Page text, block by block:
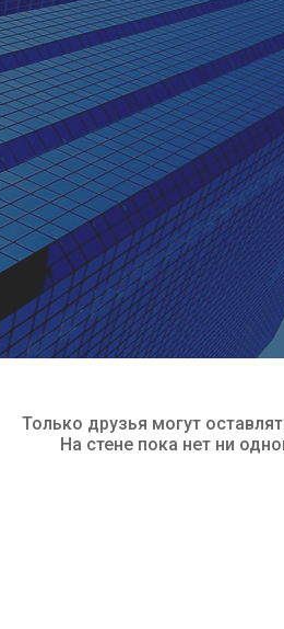
Только друзья могут
На стене пока нет ни